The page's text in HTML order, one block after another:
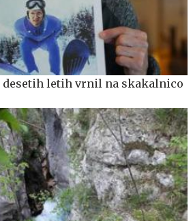
desetih letih vrnil na skakalnico